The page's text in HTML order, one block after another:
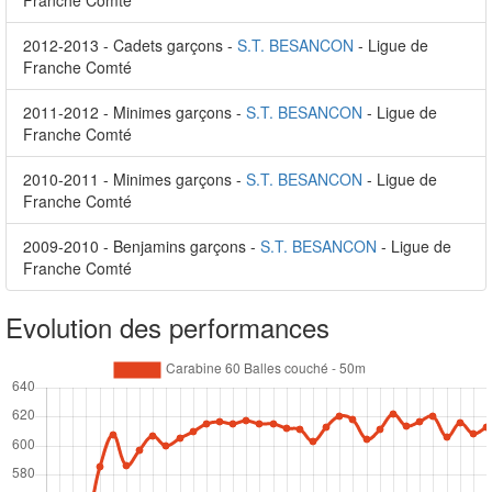
2012-2013 - Cadets garçons - S.T. BESANCON - Ligue de
Franche Comté
2011-2012 - Minimes garçons - S.T. BESANCON - Ligue de
Franche Comté
2010-2011 - Minimes garçons - S.T. BESANCON - Ligue de
Franche Comté
2009-2010 - Benjamins garçons - S.T. BESANCON - Ligue de
Franche Comté
Evolution des performances